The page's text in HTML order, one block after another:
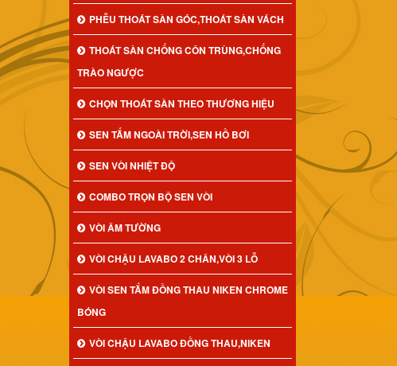
PHỄU THOÁT SÀN GÓC,THOÁT SÀN VÁCH
THOÁT SÀN CHỐNG CÔN TRÙNG,CHỐNG
TRÀO NGƯỢC
CHỌN THOÁT SÀN THEO THƯƠNG HIỆU
SEN TẮM NGOÀI TRỜI,SEN HỒ BƠI
SEN VÒI NHIỆT ĐỘ
COMBO TRỌN BỘ SEN VÒI
VÒI ÂM TƯỜNG
VÒI CHẬU LAVABO 2 CHÂN,VÒI 3 LỖ
VÒI SEN TẮM ĐỒNG THAU NIKEN CHROME
BÓNG
VÒI CHẬU LAVABO ĐỒNG THAU,NIKEN